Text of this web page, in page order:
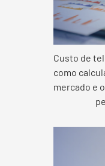
Custo de
como
mercado e